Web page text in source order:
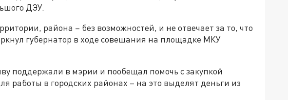
ДЭУ.
района – без возможностей, и не отвечает за то, что
губернатор в ходе совещания на площадке МКУ
поддержали в мэрии и пообещал помочь с закупкой
работы в городских районах – на это выделят деньги из